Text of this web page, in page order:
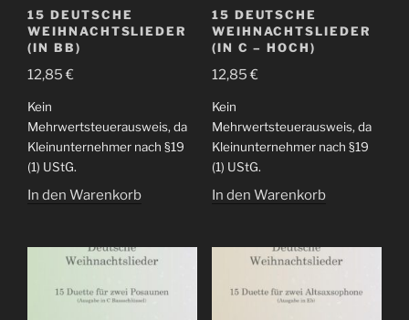
15 DEUTSCHE
WEIHNACHTSLIEDER
(IN BB)
12,85€
Kein
Mehrwertsteuerausweis, da
Kleinunternehmer nach §19
(1) UStG.
In den Warenkorb
15 DEUTSCHE
WEIHNACHTSLIEDER
(IN C – HOCH)
12,85€
Kein
Mehrwertsteuerausweis, da
Kleinunternehmer nach §19
(1) UStG.
In den Warenkorb